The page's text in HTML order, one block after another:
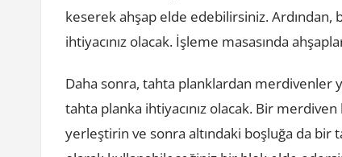
keserek ahşap elde edebilirsiniz. Ardından,
ihtiyacınız olacak. İşleme masasında
Daha sonra, tahta planklardan merdivenler
tahta planka ihtiyacınız olacak. Bir
yerleştirin ve sonra altındaki boşluğa da